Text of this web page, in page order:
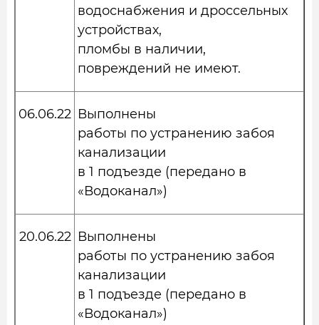
водоснабжения и дроссельных
устройствах,
пломбы в наличии,
повреждений не имеют.
06.06.22 Выполнены
работы по устранению забоя
канализации
в 1 подъезде (передано в
«Водоканал»)
20.06.22 Выполнены
работы по устранению забоя
канализации
в 1 подъезде (передано в
«Водоканал»)